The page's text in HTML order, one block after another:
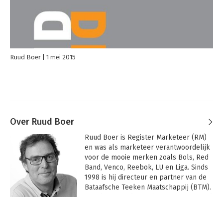
Ruud Boer 1 mei 2015
Over Ruud Boer
Ruud Boer is Register Marketeer (RM)
en was als marketeer verantwoordelijk
voor de mooie merken zoals Bols, Red
Band, Venco, Reebok, LU en Liga. Sinds
1998 is hij directeur en partner van de
Bataafsche Teeken Maatschappij (BTM).